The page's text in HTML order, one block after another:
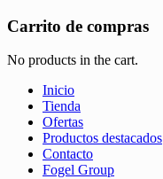
Carrito de compras
No products in the cart.
Inicio
Tienda
Ofertas
Productos destacados
Contacto
Fogel Group